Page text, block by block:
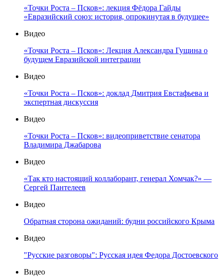
«Точки Роста – Псков»: лекция Фёдора Гайды
«Евразийский союз: история, опрокинутая в будущее»
Видео
«Точки Роста – Псков»: Лекция Александра Гущина о
будущем Евразийской интеграции
Видео
«Точки Роста – Псков»: доклад Дмитрия Евстафьева и
экспертная дискуссия
Видео
«Точки Роста – Псков»: видеоприветствие сенатора
Владимира Джабарова
Видео
«Так кто настоящий коллаборант, генерал Хомчак?» —
Сергей Пантелеев
Видео
Обратная сторона ожиданий: будни российского Крыма
Видео
"Русские разговоры": Русская идея Федора Достоевского
Видео